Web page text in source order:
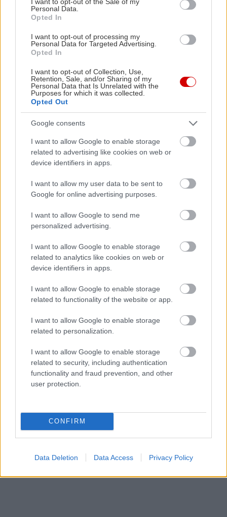
Personal Data.
Opted In
I want to opt-out of processing my
Personal Data for Targeted Advertising.
Opted In
I want to opt-out of Collection, Use,
Retention, Sale, and/or Sharing of my
Personal Data that Is Unrelated with the
Purposes for which it was collected.
Opted Out
Google consents
I want to allow Google to enable storage
related to advertising like cookies on web or
device identifiers in apps.
I want to allow my user data to be sent to
Google for online advertising purposes.
I want to allow Google to send me
personalized advertising.
I want to allow Google to enable storage
related to analytics like cookies on web or
device identifiers in apps.
I want to allow Google to enable storage
related to functionality of the website or app.
I want to allow Google to enable storage
related to personalization.
I want to allow Google to enable storage
related to security, including authentication
functionality and fraud prevention, and other
user protection.
CONFIRM
Data Deletion Data Access Privacy Policy
κινεζικές αυτοκινητοβιομηχανίες, πιέζει για
νέους κανόνες από την ΕΕ
Πώς
για να
PODCASTS
«Εγώ είμαι η ανάπηρη, αυτοί είναι οι μ***ες» –
Η Maria Rolls χωρίς φίλτρο
Περδίκι